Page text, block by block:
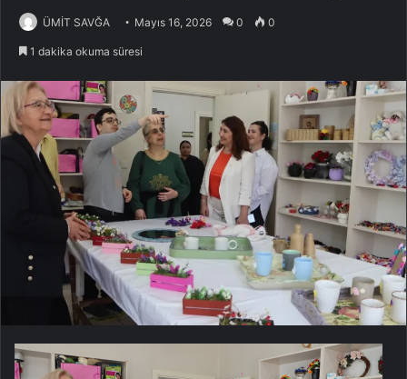
ÜMİT SAVĞA Mayıs 16, 2026 0 0
1 dakika okuma süresi